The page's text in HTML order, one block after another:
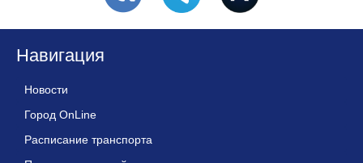
Навигация
Новости
Город OnLine
Расписание транспорта